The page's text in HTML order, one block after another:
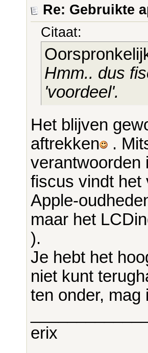
Re: Gebruikte
Citaat:
Hmm.. dus
'voordeel'.
Het blijven
aftrekken
.
verantwoorden
fiscus vindt het
Apple-
maar het
).
Je hebt het
niet kunt
ten onder, mag
erix